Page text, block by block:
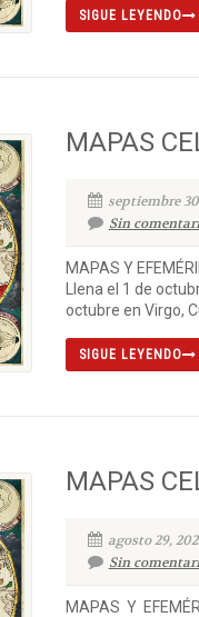
SIGUE LEYENDO
MAPAS
septiembre
Sin
MAPAS Y
Llena el 1 de
octubre en Virgo,
SIGUE LEYENDO
MAPAS
agosto 29,
Sin
MAPAS Y